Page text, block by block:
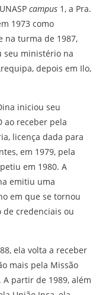
campus 1, a Pra.
1973 como
na turma de 1987,
seu ministério na
depois em Ilo,
iniciou seu
ao receber pela
licença dada para
em 1979, pela
em 1980. A
emitiu uma
em que se tornou
credenciais ou
ela volta a receber
mais pela Missão
A partir de 1989, além